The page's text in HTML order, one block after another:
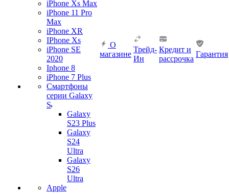
iPhone Xs Max
iPhone 11 Pro
Max
iPhone XR
IPhone Xs
iPhone SE
2020
Iphone 8
iPhone 7 Plus
Смартфоны
серии Galaxy
S
Galaxy
S23 Plus
Galaxy
S24
Ultra
Galaxy
S26
Ultra
Apple
О
магазине
Трейд-
Ин
Кредит и
рассрочка
Гарантия